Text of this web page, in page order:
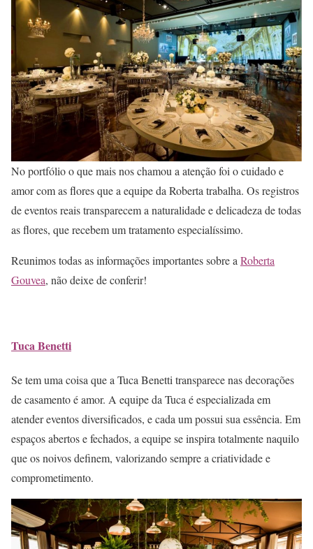
No portfólio o que mais nos chamou a atenção foi o cuidado e
amor com as flores que a equipe da Roberta trabalha. Os registros
de eventos reais transparecem a naturalidade e delicadeza de todas
as flores, que recebem um tratamento especialíssimo.
Reunimos todas as informações importantes sobre aRoberta
Gouvea, não deixe de conferir!
Tuca Benetti
Se tem uma coisa que a Tuca Benetti transparece nas decorações
de casamento é amor. A equipe da Tuca é especializada em
atender eventos diversificados, e cada um possui sua essência. Em
espaços abertos e fechados, a equipe se inspira totalmente naquilo
que os noivos definem, valorizando sempre a criatividade e
comprometimento.